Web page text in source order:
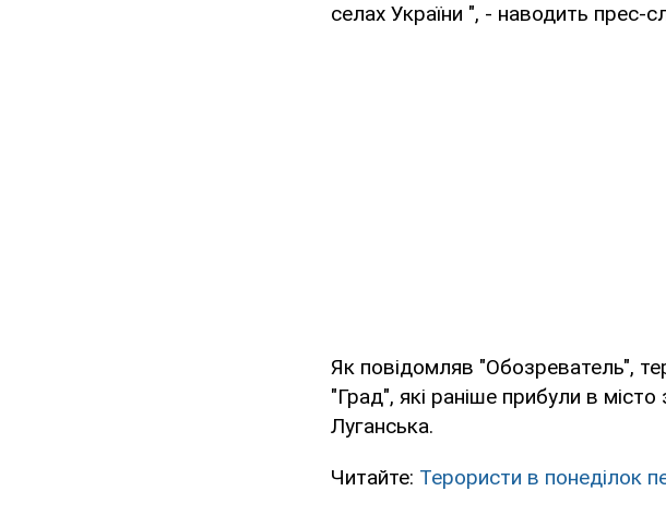
селах України ", - наводить прес-
Як повідомляв "Обозреватель",
"Град", які раніше прибули в
Луганська.
Читайте: Терористи в понеділок